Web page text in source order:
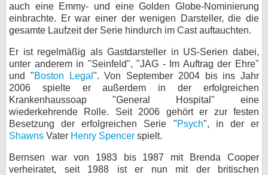
auch eine Emmy- und eine Golden Globe-Nominierung
einbrachte. Er war einer der wenigen Darsteller, die die
gesamte Laufzeit der Serie hindurch im Cast auftauchten.
Er ist regelmäßig als Gastdarsteller in US-Serien dabei,
unter anderem in "Seinfeld", "JAG - Im Auftrag der Ehre"
und "Boston Legal ". Von September 2004 bis ins Jahr
2006 spielte er außerdem in der erfolgreichen
Krankenhaussoap "General Hospital" eine
wiederkehrende Rolle. Seit 2006 gehört er zur festen
Besetzung der erfolgreichen Serie "Psych", in der er
Shawns Vater Henry Spencer spielt.
Bernsen war von 1983 bis 1987 mit Brenda Cooper
verheiratet, seit 1988 ist er nun mit der britischen
Kontakt
Nutzungsbedingungen
Datenschutz
Cookie-Einstellungen
Impressum
Desktop-Ansicht
myFanbase